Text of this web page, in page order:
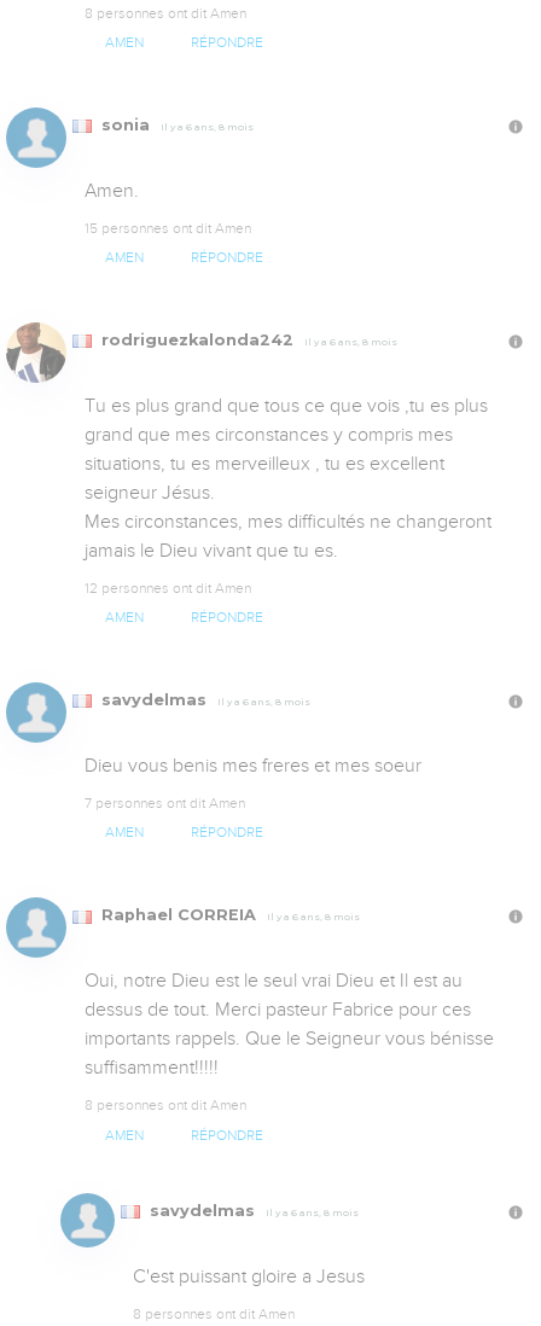
8 personnes ont dit Amen
AMEN RÉPONDRE
sonia Il y a 6 ans, 8 mois
Amen.
15 personnes ont dit Amen
AMEN RÉPONDRE
rodriguezkalonda242 Il y a 6 ans, 8 mois
Tu es plus grand que tous ce que vois ,tu es plus
grand que mes circonstances y compris mes
situations, tu es merveilleux , tu es excellent
seigneur Jésus.
Mes circonstances, mes difficultés ne changeront
jamais le Dieu vivant que tu es.
12 personnes ont dit Amen
AMEN RÉPONDRE
savydelmas Il y a 6 ans, 8 mois
Dieu vous benis mes freres et mes soeur
7 personnes ont dit Amen
AMEN RÉPONDRE
Raphael CORREIA Il y a 6 ans, 8 mois
Oui, notre Dieu est le seul vrai Dieu et Il est au
dessus de tout. Merci pasteur Fabrice pour ces
importants rappels. Que le Seigneur vous bénisse
suffisamment!!!!!
8 personnes ont dit Amen
AMEN RÉPONDRE
savydelmas Il y a 6 ans, 8 mois
C'est puissant gloire a Jesus
8 personnes ont dit Amen